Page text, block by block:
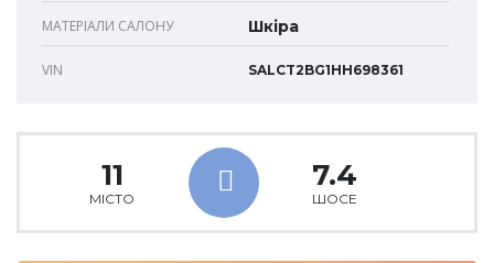
МАТЕРІАЛИ САЛОНУ Шкіра
VIN SALCT2BG1HH698361
11
МІСТО
7.4
ШОСЕ